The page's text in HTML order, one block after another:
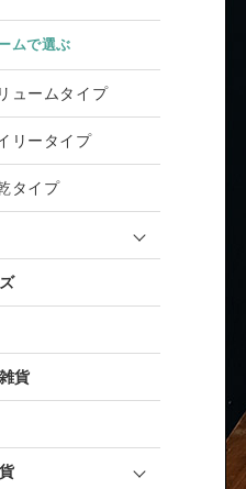
ムで選ぶ
ュームタイプ
リータイプ
タイプ
貨